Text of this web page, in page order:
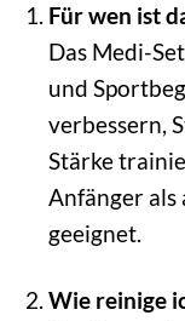
Für wen ist
Das Medi-
und
verbessern,
Stärke
Anfänger
geeignet.
Wie reinige